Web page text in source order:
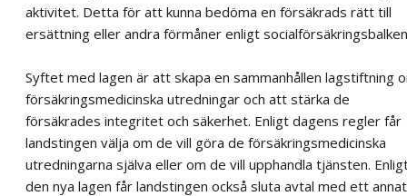
aktivitet. Detta för att kunna bedöma en försäkrads rätt till
ersättning eller andra förmåner enligt
Syftet med lagen är att skapa en sammanhållen lagstiftning
försäkringsmedicinska utredningar och att stärka de
försäkrades integritet och säkerhet. Enligt dagens regler får
landstingen välja om de vill göra de försäkringsmedicinska
utredningarna själva eller om de vill upphandla tjänsten.
den nya lagen får landstingen också sluta avtal med ett annat